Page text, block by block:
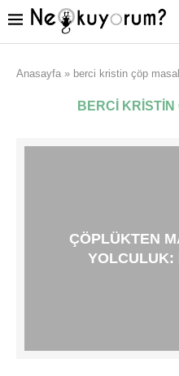
Anasayfa » berci kristin çöp
BERCI
ÇÖPLÜKTEN
YOLCULUK: